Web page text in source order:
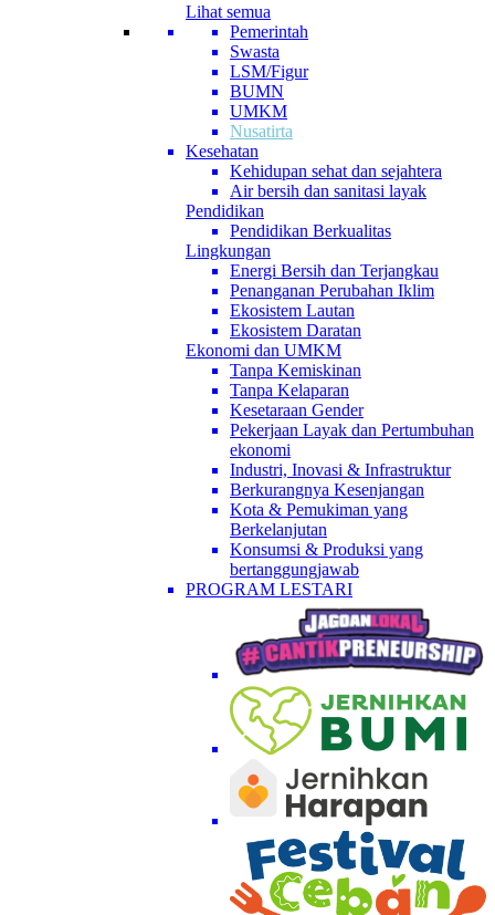
Lihat semua
Pemerintah
Swasta
LSM/Figur
BUMN
UMKM
Nusatirta
Kesehatan
Kehidupan sehat dan sejahtera
Air bersih dan sanitasi layak
Pendidikan
Pendidikan Berkualitas
Lingkungan
Energi Bersih dan Terjangkau
Penanganan Perubahan Iklim
Ekosistem Lautan
Ekosistem Daratan
Ekonomi dan UMKM
Tanpa Kemiskinan
Tanpa Kelaparan
Kesetaraan Gender
Pekerjaan Layak dan Pertumbuhan
ekonomi
Industri, Inovasi & Infrastruktur
Berkurangnya Kesenjangan
Kota & Pemukiman yang
Berkelanjutan
Konsumsi & Produksi yang
bertanggungjawab
PROGRAM LESTARI